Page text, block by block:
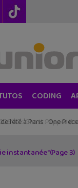
CODING
l’été à Paris : One
instantanée"(Page 3)